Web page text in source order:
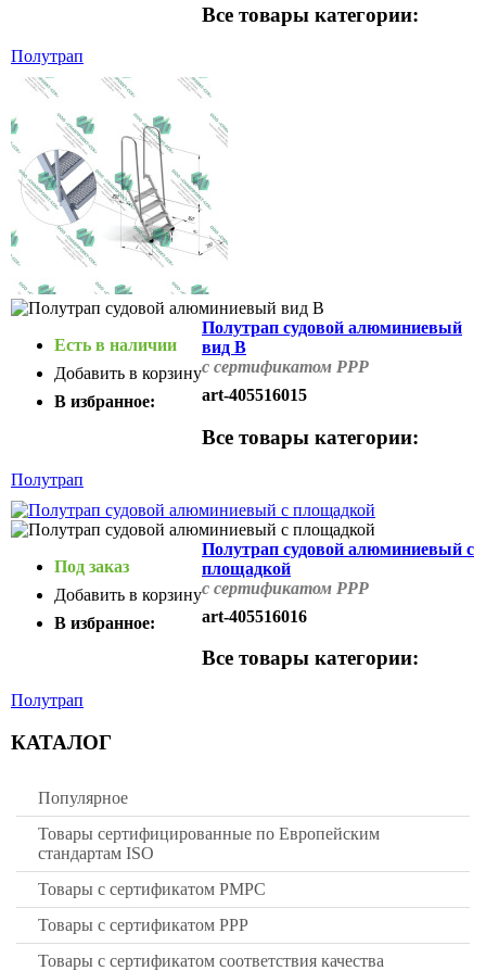
Все товары категории:
Полутрап
Есть в наличии
Добавить в корзину
В избранное:
Полутрап судовой алюминиевый
вид B
с сертификатом РРР
art-405516015
Все товары категории:
Полутрап
Под заказ
Добавить в корзину
В избранное:
Полутрап судовой алюминиевый с
площадкой
с сертификатом РРР
art-405516016
Все товары категории:
Полутрап
КАТАЛОГ
Популярное
Товары сертифицированные по Европейским
стандартам ISO
Товары с сертификатом РМРС
Товары с сертификатом РРР
Товары с сертификатом соответствия качества